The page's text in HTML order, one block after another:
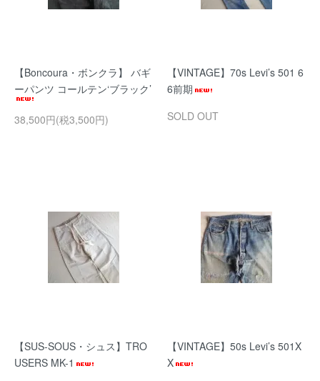
【Boncoura・ボンクラ】 バギ
ーパンツ コールテン‘ブラック’
38,500円(税3,500円)
【VINTAGE】70s Levi’s 501 6
6前期
SOLD OUT
【SUS-SOUS・シュス】TRO
USERS MK-1
【VINTAGE】50s Levi’s 501X
X